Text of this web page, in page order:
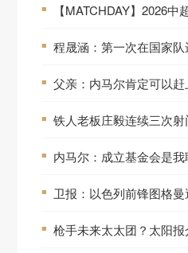
■ 【MATCHDAY】2026中超联赛第21轮，上海
■ 程晟涵：第一次在国家队进球非常兴奋，赵松
■ 父亲：内马尔肯定可以赶上巴西杯比赛，桑托斯
■ 铁人老板庄毅连续三次射门中框，邦本宜裕愿
■ 内马尔：成立基金会是我职业生涯的“最佳进球”
■ 卫报：以色列前锋图格曼遭到“歧视性辱骂”
■ 枪手未来太太团？太阳报介绍吉马良斯妻子：23